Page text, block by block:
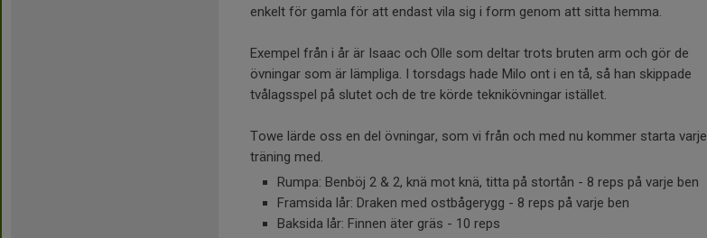
enkelt för gamla för att endast vila sig i form genom att sitta hemma.
Exempel från i år är Isaac och Olle som deltar trots bruten arm och gör de
övningar som är lämpliga. I torsdags hade Milo ont i en tå, så han skippade
tvålagsspel på slutet och de tre körde teknikövningar istället.
Towe lärde oss en del övningar, som vi från och med nu kommer starta varje
träning med.
Rumpa: Benböj 2 & 2, knä mot knä, titta på stortån - 8 reps på varje ben
Framsida lår: Draken med ostbågerygg - 8 reps på varje ben
Baksida lår: Finnen äter gräs - 10 reps